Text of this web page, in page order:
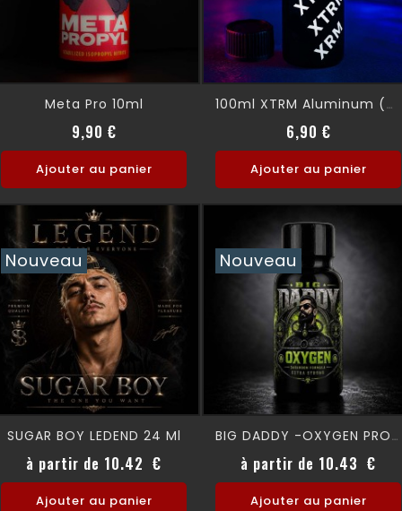
Meta Pro 10ml
9,90 €Prix
Ajouter au panier
100ml XTRM Aluminum (VIDE)
6,90 €Prix
Ajouter au panier
Nouveau
SUGAR BOY LEDEND 24 Ml
à partir de 10.42 €
Ajouter au panier
Nouveau
BIG DADDY -OXYGEN PRO 24 Ml
à partir de 10.43 €
Ajouter au panier